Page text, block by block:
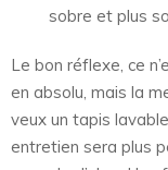
sobre et plus
Le bon réflexe, ce
en absolu, mais la
veux un tapis
entretien sera plus